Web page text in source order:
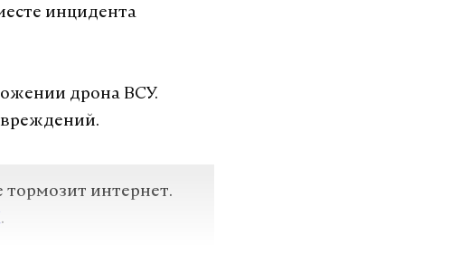
инцидента
дрона ВСУ.
тормозит интернет.
.